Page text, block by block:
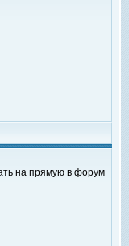
на прямую в форум